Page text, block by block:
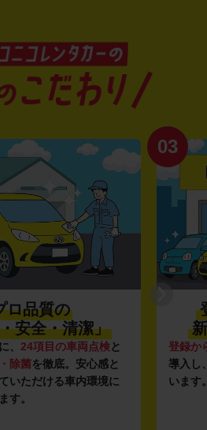
ロ品質の
安全・清潔」
、 24項目の車両点検と
除菌を徹底。安心感と
いただける車内環境に
す。
03
登録か
導入し
います